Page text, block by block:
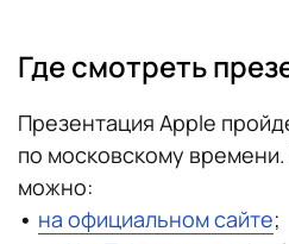
Где смотреть
Презентация Apple
по московскому
можно:
• на официальном сайте;